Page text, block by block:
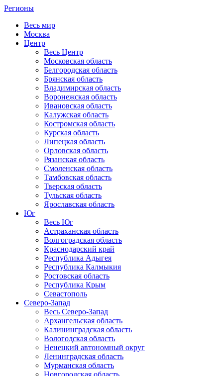
Регионы
Весь мир
Москва
Центр
Весь Центр
Московская область
Белгородская область
Брянская область
Владимирская область
Воронежская область
Ивановская область
Калужская область
Костромская область
Курская область
Липецкая область
Орловская область
Рязанская область
Смоленская область
Тамбовская область
Тверская область
Тульская область
Ярославская область
Юг
Весь Юг
Астраханская область
Волгоградская область
Краснодарский край
Республика Адыгея
Республика Калмыкия
Ростовская область
Республика Крым
Севастополь
Северо-Запад
Весь Северо-Запад
Архангельская область
Калининградская область
Вологодская область
Ненецкий автономный округ
Ленинградская область
Мурманская область
Новгородская область